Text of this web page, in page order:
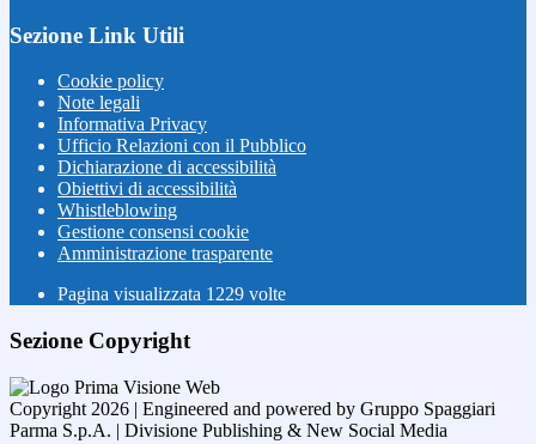
Sezione Link Utili
Cookie policy
Note legali
Informativa Privacy
Ufficio Relazioni con il Pubblico
Dichiarazione di accessibilità
Obiettivi di accessibilità
Whistleblowing
Gestione consensi cookie
Amministrazione trasparente
Pagina visualizzata 1229 volte
Sezione Copyright
Copyright 2026 | Engineered and powered by Gruppo Spaggiari
Parma S.p.A. | Divisione Publishing & New Social Media